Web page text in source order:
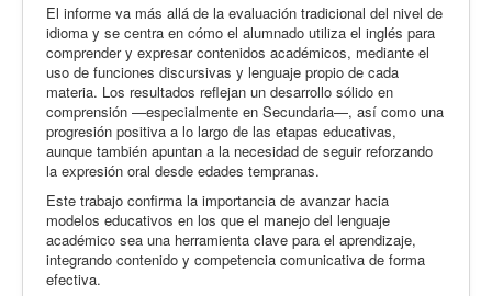
El informe va más allá de la evaluación tradicional del nivel de
idioma y se centra en cómo el alumnado utiliza el inglés para
comprender y expresar contenidos académicos, mediante el
uso de funciones discursivas y lenguaje propio de cada
materia. Los resultados reflejan un desarrollo sólido en
comprensión —especialmente en Secundaria—, así como una
progresión positiva a lo largo de las etapas educativas,
aunque también apuntan a la necesidad de seguir reforzando
la expresión oral desde edades tempranas.
Este trabajo confirma la importancia de avanzar hacia
modelos educativos en los que el manejo del lenguaje
académico sea una herramienta clave para el aprendizaje,
integrando contenido y competencia comunicativa de forma
efectiva.